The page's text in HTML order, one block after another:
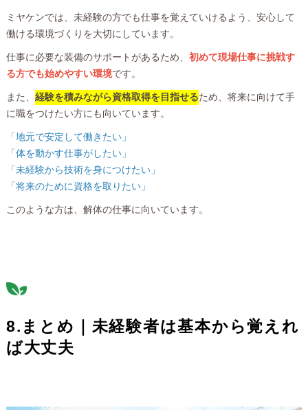
ミヤケンでは、未経験の方でも仕事を覚えていけるよう、安心して
働ける環境づくりを大切にしています。
仕事に必要な装備のサポートがあるため、 初めて現場仕事に挑戦す
る方でも始めやすい環境です。
また、 経験を積みながら資格取得を目指せるため、将来に向けて手
に職をつけたい方にも向いています。
「地元で安定して働きたい」
「体を動かす仕事がしたい」
「未経験から技術を身につけたい」
「将来のために資格を取りたい」
このような方は、解体の仕事に向いています。
8.まとめ｜未経験者は基本から覚えれ
ば大丈夫